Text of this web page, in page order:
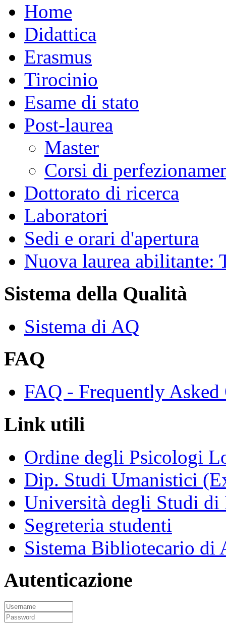
Home
Didattica
Erasmus
Tirocinio
Esame di stato
Post-laurea
Master
Corsi di
Dottorato di ricerca
Laboratori
Sedi e orari d'apertura
Nuova laurea abilitante:
Sistema della Qualità
Sistema di AQ
FAQ
FAQ - Frequently Asked
Link utili
Ordine degli Psicologi
Dip. Studi Umanistici
Università degli Studi di
Segreteria studenti
Sistema Bibliotecario di
Autenticazione